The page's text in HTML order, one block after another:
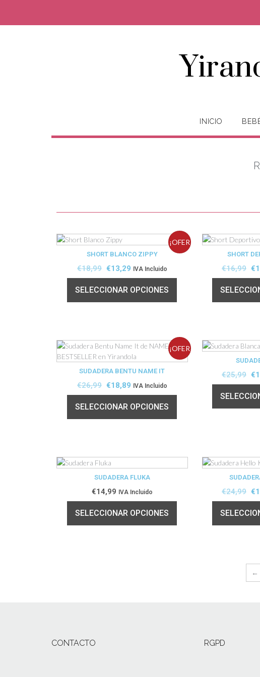
INICIO
¡OFER
SHORT BLANCO ZIPPY
€18,99 €13,29 IVA Incluido
SELECCIONAR OPCIONES
SHORT
€16,99 €
¡OFER
SUDADERA BENTU NAME IT
€26,99 €18,89 IVA Incluido
SELECCIONAR OPCIONES
€25,99 €
SUDADERA FLUKA
€14,99 IVA Incluido
SELECCIONAR OPCIONES
€24,99 €
←
CONTACTO RGPD